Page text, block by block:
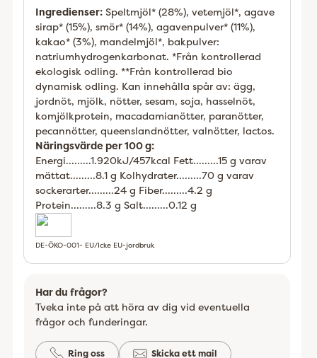
Ingredienser:Speltmjöl* (28%), vetemjöl*, agave
sirap* (15%), smör* (14%), agavenpulver* (11%),
kakao* (3%), mandelmjöl*, bakpulver:
natriumhydrogenkarbonat. *Från kontrollerad
ekologisk odling. **Från kontrollerad bio
dynamisk odling. Kan innehålla spår av: ägg,
jordnöt, mjölk, nötter, sesam, soja, hasselnöt,
komjölkprotein, macadamianötter, paranötter,
pecannötter, queenslandnötter, valnötter, lactos.
Näringsvärde per 100 g:
Energi.........1.920kJ/457kcal Fett.........15 g varav
mättat.........8.1 g Kolhydrater.........70 g varav
sockerarter.........24 g Fiber.........4.2 g
Protein.........8.3 g Salt.........0.12 g
DE-ÖKO-001- EU/Icke EU-jordbruk
Har du frågor?
Tveka inte på att höra av dig vid eventuella
frågor och funderingar.
Ring oss Skicka ett mail